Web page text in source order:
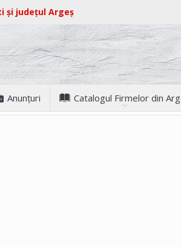
și județul Argeș
Anunţuri Catalogul Firmelor din